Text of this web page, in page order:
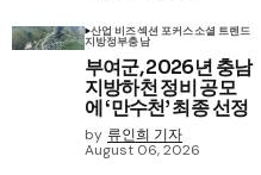
산업 비즈섹션 포커스소셜 트렌드
지방정부충남
부여군, 2026년 충남
지방하천 정비 공모
에 ‘만수천’ 최종 선정
by 류인희 기자
August 06, 2026